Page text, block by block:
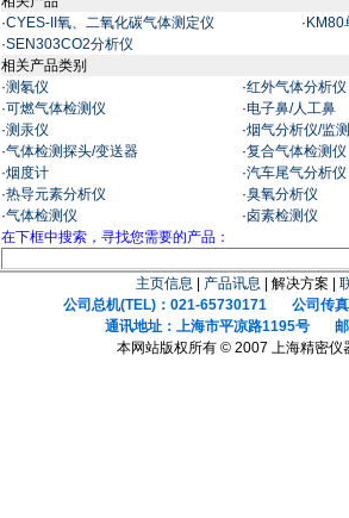
·CYES-II氧、二氧化碳气体测定仪 · KM80
·SEN303CO2分析仪
相关产品类别
·测氡仪 ·红外气体分析仪
·可燃气体检测仪 ·电子鼻/人工鼻
·测汞仪 ·烟气分析仪/监
·气体检测探头/变送器 ·复合气体检测仪
·烟度计 ·汽车尾气分析仪
·热导元素分析仪 ·臭氧分析仪
·气体检测仪 ·卤素检测仪
在下框中搜索，寻找您需要的产品：
主页信息 产品讯息 | 解决方案 |
公司总机(TEL)：021-65730171 公司传真
通讯地址：上海市平凉路1195号 邮
本网站版权所有 © 2007 上海精密仪